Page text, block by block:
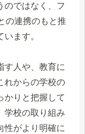
のではなく、フ
の連携のもと推
ます。
す人や、教育に
れからの学校の
かりと把握して
学校の取り組み
性がより明確に